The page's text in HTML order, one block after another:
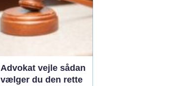
Advokat vejle sådan
vælger du den rette